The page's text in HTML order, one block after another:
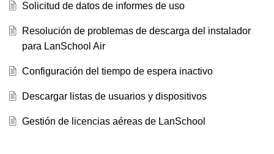
Solicitud de datos de informes de uso
Resolución de problemas de descarga del instalador
para LanSchool Air
Configuración del tiempo de espera inactivo
Descargar listas de usuarios y dispositivos
Gestión de licencias aéreas de LanSchool